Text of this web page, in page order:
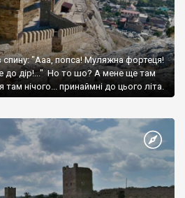
"Ааа, попса! Муляжна фортеця!
до дір!..." Но то шо? А мене ще там
нічого... принаймні до цього літа.